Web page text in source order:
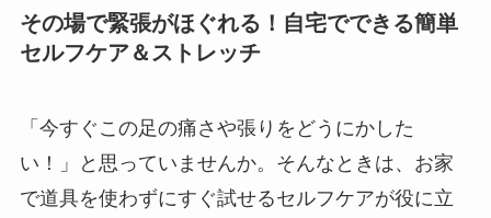
その場で緊張がほぐれる！自宅でできる簡単
セルフケア＆ストレッチ
「今すぐこの足の痛さや張りをどうにかした
い！」と思っていませんか。そんなときは、お家
で道具を使わずにすぐ試せるセルフケアが役に立